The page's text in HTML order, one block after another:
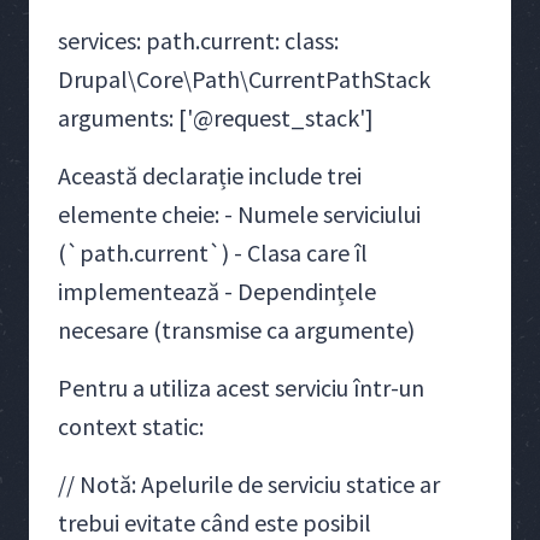
services: path.current: class:
Drupal\Core\Path\CurrentPathStack
arguments: ['@request_stack']
Această declarație include trei
elemente cheie: - Numele serviciului
(`path.current`) - Clasa care îl
implementează - Dependințele
necesare (transmise ca argumente)
Pentru a utiliza acest serviciu într-un
context static:
// Notă: Apelurile de serviciu statice ar
trebui evitate când este posibil